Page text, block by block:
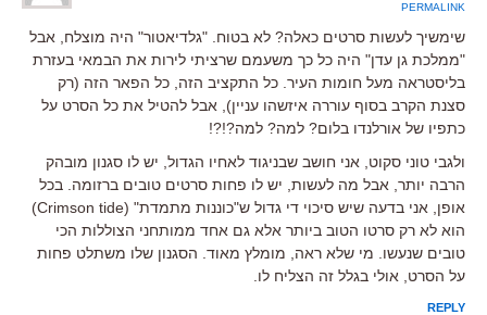
PERMALINK
שימשיך לעשות סרטים כאלה? לא בטוח. "גלדיאטור" היה מוצלח, אבל
"ממלכת גן עדן" היה כל כך משעמם שרציתי לירות את הבמאי בעזרת
בליסטראה מעל חומות העיר. כל התקציב הזה, כל הפאר הזה (רק
סצנת הקרב בסוף עוררה איזשהו עניין), אבל להטיל את כל הסרט על
כתפיו של אורלנדו בלום? למה? למה?!?!
ולגבי טוני סקוט, אני חושב שבניגוד לאחיו הגדול, יש לו סגנון מובהק
הרבה יותר, אבל מה לעשות, יש לו פחות סרטים טובים ברזומה. בכל
אופן, אני בדעה שיש סיכוי די גדול ש"כוננות מתמדת" (Crimson tide)
הוא לא רק סרטו הטוב ביותר אלא גם אחד ממותחני הצוללות הכי
טובים שנעשו. מי שלא ראה, מומלץ מאוד. הסגנון שלו משתלט פחות
על הסרט, אולי בגלל זה הצליח לו.
REPLY